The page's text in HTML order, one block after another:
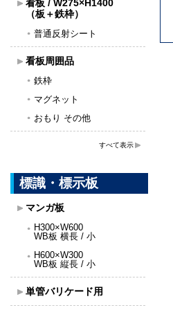
看板 / W275×H1400
（板＋鉄枠）
普通反射シート
看板周囲品
鉄枠
マグネット
おもり その他
すべて表示
標識・標示板
マンガ板
H300×W600
WB板 横長 / 小
H600×W300
WB板 縦長 / 小
単管バリケード用